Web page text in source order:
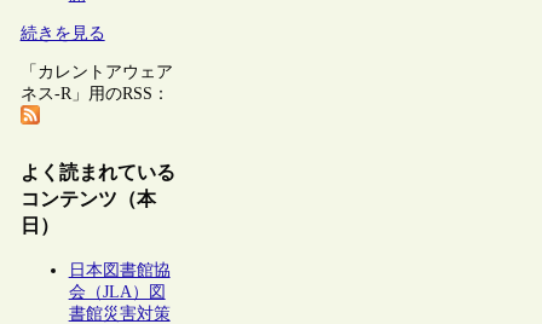
続きを見る
「カレントアウェア
ネス-R」用のRSS：
よく読まれている
コンテンツ（本
日）
日本図書館協
会（JLA）図
書館災害対策